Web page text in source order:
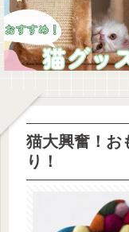
猫大興奮！お
り！